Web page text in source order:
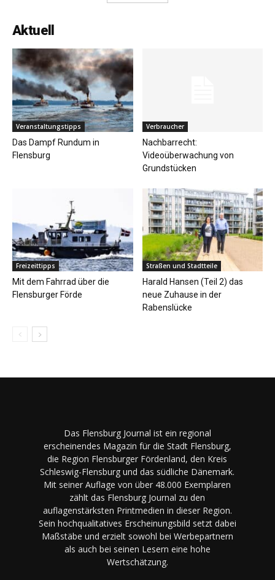
Aktuell
Veranstaltungstipps
Das Dampf Rundum in
Flensburg
Verbraucher
Nachbarrecht:
Videoüberwachung von
Grundstücken
Freizeittipps
Mit dem Fahrrad über die
Flensburger Förde
Straßen und Stadtteile
Harald Hansen (Teil 2) das
neue Zuhause in der
Rabenslücke
Das Flensburg Journal ist ein regional
erscheinendes Magazin für die Stadt Flensburg,
die Region Flensburger Fördenland, den Kreis
Schleswig-Flensburg und das südliche Dänemark.
Mit seiner Auflage von über 48.000 Exemplaren
zählt das Flensburg Journal zu den
auflagenstärksten Printmedien in dieser Region.
Sein hochqualitatives Erscheinungsbild setzt dabei
Maßstäbe und erzielt sowohl bei Werbepartnern
als auch bei seinen Lesern eine hohe
Wertschätzung.